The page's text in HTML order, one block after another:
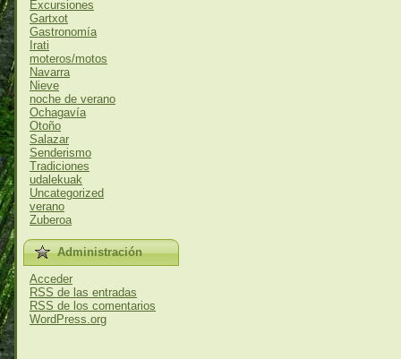
Excursiones
Gartxot
Gastronomía
Irati
moteros/motos
Navarra
Nieve
noche de verano
Ochagavía
Otoño
Salazar
Senderismo
Tradiciones
udalekuak
Uncategorized
verano
Zuberoa
Administración
Acceder
RSS de las entradas
RSS de los comentarios
WordPress.org